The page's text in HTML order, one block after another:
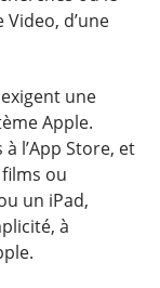
d’une
une
Apple.
l’App Store, et
ou
un iPad,
à